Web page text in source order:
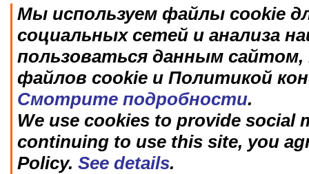
Мы используем файлы cookie
социальных сетей и анализа
пользоваться данным
файлов cookie и Политикой
Смотрите подробности.
We use cookies to provide social
continuing to use this site, you
Policy. See details.